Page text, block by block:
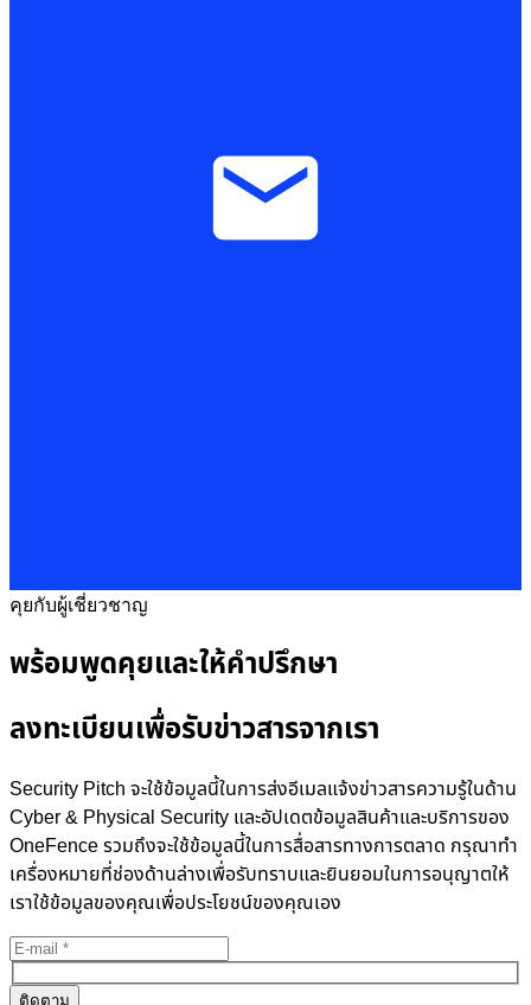
คุยกับผู้เชี่ยวชาญ
พร้อมพูดคุยและให้คำปรึกษา
ลงทะเบียนเพื่อรับข่าวสารจากเรา
Security Pitch จะใช้ข้อมูลนี้ในการส่งอีเมลแจ้งข่าวสารความรู้ในด้าน
Cyber & Physical Security และอัปเดตข้อมูลสินค้าและบริการของ
OneFence รวมถึงจะใช้ข้อมูลนี้ในการสื่อสารทางการตลาด กรุณาทำ
เครื่องหมายที่ช่องด้านล่างเพื่อรับทราบและยินยอมในการอนุญาตให้
เราใช้ข้อมูลของคุณเพื่อประโยชน์ของคุณเอง